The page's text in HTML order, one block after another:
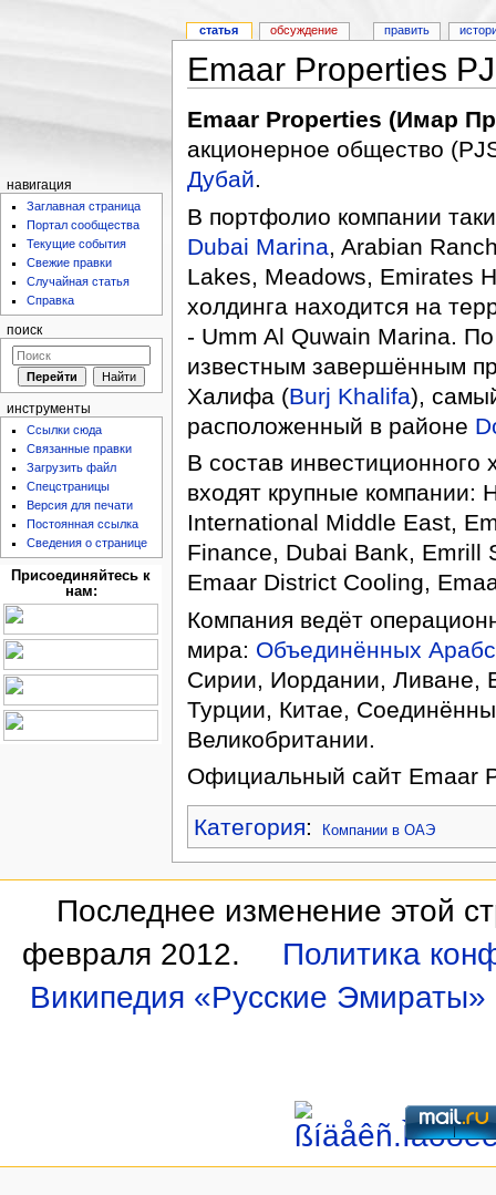
Emaar Properties
Emaar Properties (Имар
акционерное общество
Дубай.
В портфолио компании
Dubai Marina, Arabian
Lakes, Meadows, Emirates
холдинга находится на
- Umm Al Quwain Marina.
известным завершённым
Халифа (Burj Khalifa),
расположенный в районе
В состав
входят крупные компании:
International Middle East,
Finance, Dubai Bank, Emrill
Emaar District Cooling,
Компания ведёт
мира: Объединённых
Сирии, Иордании, Ливане,
Турции, Китае,
Великобритании.
Официальный сайт Emaar
Категория: Компании в ОАЭ
статья обсуждение править
навигация
Заглавная страница
Портал сообщества
Текущие события
Свежие правки
Случайная статья
Справка
поиск
инструменты
Ссылки сюда
Связанные правки
Загрузить файл
Спецстраницы
Версия для печати
Постоянная ссылка
Сведения о странице
Присоединяйтесь к
нам:
Последнее изменение этой
февраля 2012.
Политика
Википедия «Русские Эмираты»